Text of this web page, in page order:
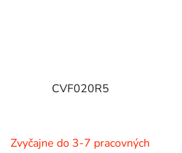
CVF020R5
Zvyčajne do 3-7 pracovných